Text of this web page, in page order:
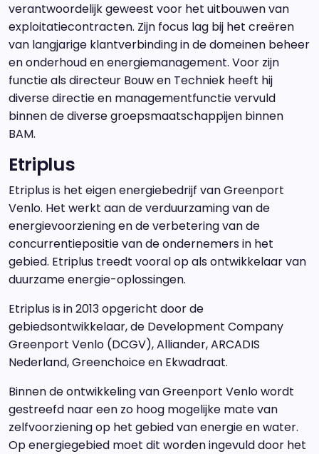
verantwoordelijk geweest voor het uitbouwen van
exploitatiecontracten. Zijn focus lag bij het creëren
van langjarige klantverbinding in de domeinen beheer
en onderhoud en energiemanagement. Voor zijn
functie als directeur Bouw en Techniek heeft hij
diverse directie en managementfunctie vervuld
binnen de diverse groepsmaatschappijen binnen
BAM.
Etriplus
Etriplus is het eigen energiebedrijf van Greenport
Venlo. Het werkt aan de verduurzaming van de
energievoorziening en de verbetering van de
concurrentiepositie van de ondernemers in het
gebied. Etriplus treedt vooral op als ontwikkelaar van
duurzame energie-oplossingen.
Etriplus is in 2013 opgericht door de
gebiedsontwikkelaar, de Development Company
Greenport Venlo (DCGV), Alliander, ARCADIS
Nederland, Greenchoice en Ekwadraat.
Binnen de ontwikkeling van Greenport Venlo wordt
gestreefd naar een zo hoog mogelijke mate van
zelfvoorziening op het gebied van energie en water.
Op energiegebied moet dit worden ingevuld door het